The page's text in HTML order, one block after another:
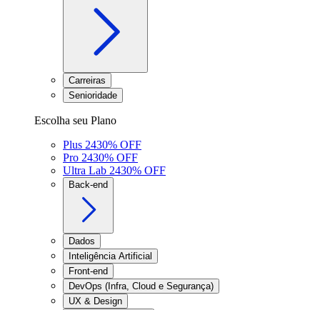
Carreiras
Senioridade
Escolha seu Plano
Plus 2430% OFF
Pro 2430% OFF
Ultra Lab 2430% OFF
Back-end
Dados
Inteligência Artificial
Front-end
DevOps (Infra, Cloud e Segurança)
UX & Design